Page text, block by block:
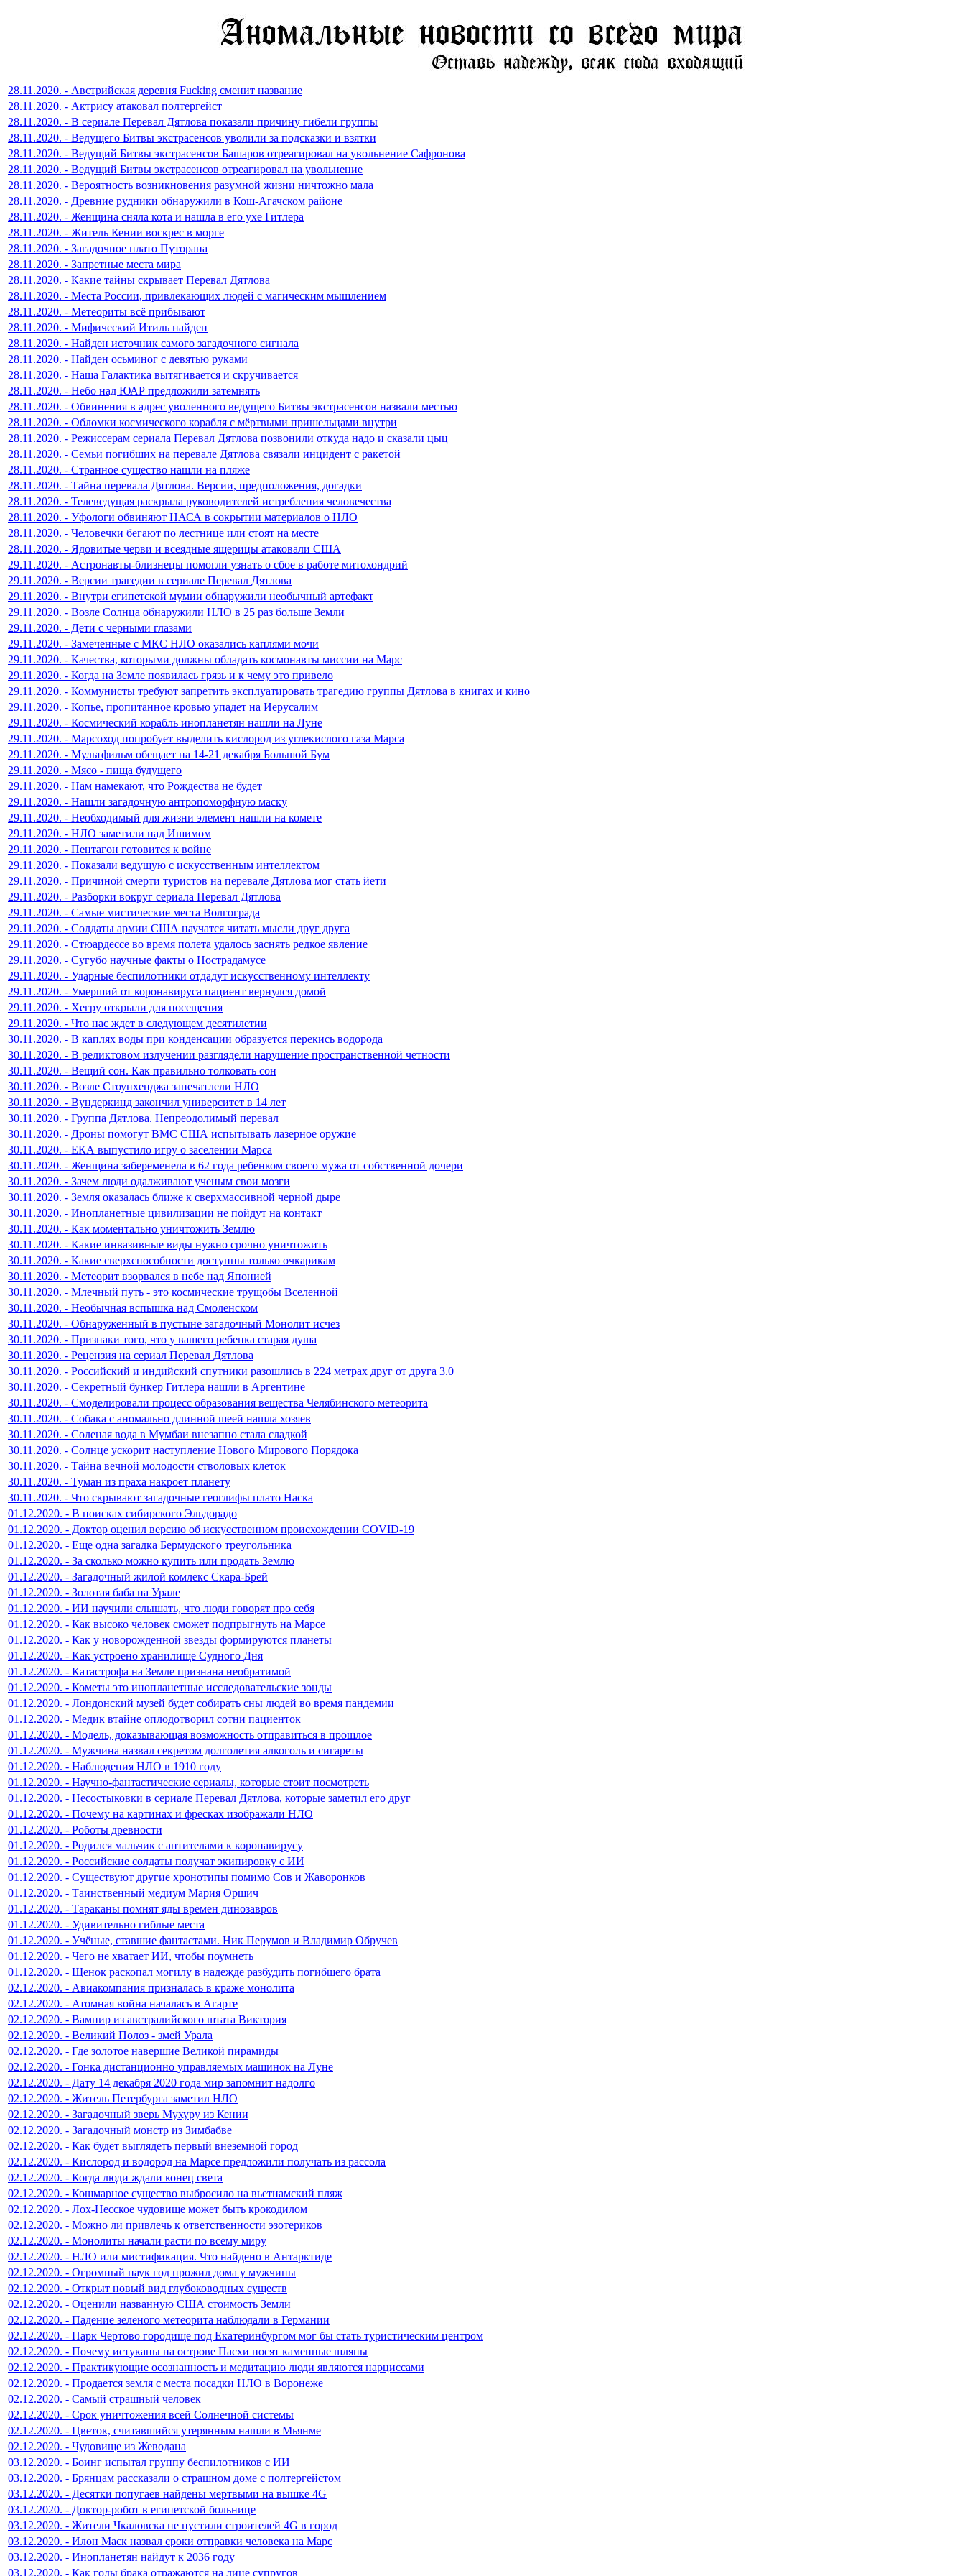
28.11.2020. - Австрийская деревня Fucking сменит название
28.11.2020. - Актрису атаковал полтергейст
28.11.2020. - В сериале Перевал Дятлова показали причину гибели группы
28.11.2020. - Ведущего Битвы экстрасенсов уволили за подсказки и взятки
28.11.2020. - Ведущий Битвы экстрасенсов Башаров отреагировал на увольнение Сафронова
28.11.2020. - Ведущий Битвы экстрасенсов отреагировал на увольнение
28.11.2020. - Вероятность возникновения разумной жизни ничтожно мала
28.11.2020. - Древние рудники обнаружили в Кош-Агачском районе
28.11.2020. - Женщина сняла кота и нашла в его ухе Гитлера
28.11.2020. - Житель Кении воскрес в морге
28.11.2020. - Загадочное плато Путорана
28.11.2020. - Запретные места мира
28.11.2020. - Какие тайны скрывает Перевал Дятлова
28.11.2020. - Места России, привлекающих людей с магическим мышлением
28.11.2020. - Метеориты всё прибывают
28.11.2020. - Мифический Итиль найден
28.11.2020. - Найден источник самого загадочного сигнала
28.11.2020. - Найден осьминог с девятью руками
28.11.2020. - Наша Галактика вытягивается и скручивается
28.11.2020. - Небо над ЮАР предложили затемнять
28.11.2020. - Обвинения в адрес уволенного ведущего Битвы экстрасенсов назвали местью
28.11.2020. - Обломки космического корабля с мёртвыми пришельцами внутри
28.11.2020. - Режиссерам сериала Перевал Дятлова позвонили откуда надо и сказали цыц
28.11.2020. - Семьи погибших на перевале Дятлова связали инцидент с ракетой
28.11.2020. - Странное существо нашли на пляже
28.11.2020. - Тайна перевала Дятлова. Версии, предположения, догадки
28.11.2020. - Телеведущая раскрыла руководителей истребления человечества
28.11.2020. - Уфологи обвиняют НАСА в сокрытии материалов о НЛО
28.11.2020. - Человечки бегают по лестнице или стоят на месте
28.11.2020. - Ядовитые черви и всеядные ящерицы атаковали США
29.11.2020. - Астронавты-близнецы помогли узнать о сбое в работе митохондрий
29.11.2020. - Версии трагедии в сериале Перевал Дятлова
29.11.2020. - Внутри египетской мумии обнаружили необычный артефакт
29.11.2020. - Возле Солнца обнаружили НЛО в 25 раз больше Земли
29.11.2020. - Дети с черными глазами
29.11.2020. - Замеченные с МКС НЛО оказались каплями мочи
29.11.2020. - Качества, которыми должны обладать космонавты миссии на Марс
29.11.2020. - Когда на Земле появилась грязь и к чему это привело
29.11.2020. - Коммунисты требуют запретить эксплуатировать трагедию группы Дятлова в книгах и кино
29.11.2020. - Копье, пропитанное кровью упадет на Иерусалим
29.11.2020. - Космический корабль инопланетян нашли на Луне
29.11.2020. - Марсоход попробует выделить кислород из углекислого газа Марса
29.11.2020. - Мультфильм обещает на 14-21 декабря Большой Бум
29.11.2020. - Мясо - пища будущего
29.11.2020. - Нам намекают, что Рождества не будет
29.11.2020. - Нашли загадочную антропоморфную маску
29.11.2020. - Необходимый для жизни элемент нашли на комете
29.11.2020. - НЛО заметили над Ишимом
29.11.2020. - Пентагон готовится к войне
29.11.2020. - Показали ведущую с искусственным интеллектом
29.11.2020. - Причиной смерти туристов на перевале Дятлова мог стать йети
29.11.2020. - Разборки вокруг сериала Перевал Дятлова
29.11.2020. - Самые мистические места Волгограда
29.11.2020. - Солдаты армии США научатся читать мысли друг друга
29.11.2020. - Стюардессе во время полета удалось заснять редкое явление
29.11.2020. - Сугубо научные факты о Нострадамусе
29.11.2020. - Ударные беспилотники отдадут искусственному интеллекту
29.11.2020. - Умерший от коронавируса пациент вернулся домой
29.11.2020. - Хегру открыли для посещения
29.11.2020. - Что нас ждет в следующем десятилетии
30.11.2020. - В каплях воды при конденсации образуется перекись водорода
30.11.2020. - В реликтовом излучении разглядели нарушение пространственной четности
30.11.2020. - Вещий сон. Как правильно толковать сон
30.11.2020. - Возле Стоунхенджа запечатлели НЛО
30.11.2020. - Вундеркинд закончил университет в 14 лет
30.11.2020. - Группа Дятлова. Непреодолимый перевал
30.11.2020. - Дроны помогут ВМС США испытывать лазерное оружие
30.11.2020. - ЕКА выпустило игру о заселении Марса
30.11.2020. - Женщина забеременела в 62 года ребенком своего мужа от собственной дочери
30.11.2020. - Зачем люди одалживают ученым свои мозги
30.11.2020. - Земля оказалась ближе к сверхмассивной черной дыре
30.11.2020. - Инопланетные цивилизации не пойдут на контакт
30.11.2020. - Как моментально уничтожить Землю
30.11.2020. - Какие инвазивные виды нужно срочно уничтожить
30.11.2020. - Какие сверхспособности доступны только очкарикам
30.11.2020. - Метеорит взорвался в небе над Японией
30.11.2020. - Млечный путь - это космические трущобы Вселенной
30.11.2020. - Необычная вспышка над Смоленском
30.11.2020. - Обнаруженный в пустыне загадочный Монолит исчез
30.11.2020. - Признаки того, что у вашего ребенка старая душа
30.11.2020. - Рецензия на сериал Перевал Дятлова
30.11.2020. - Российский и индийский спутники разошлись в 224 метрах друг от друга 3.0
30.11.2020. - Секретный бункер Гитлера нашли в Аргентине
30.11.2020. - Смоделировали процесс образования вещества Челябинского метеорита
30.11.2020. - Собака с аномально длинной шеей нашла хозяев
30.11.2020. - Соленая вода в Мумбаи внезапно стала сладкой
30.11.2020. - Солнце ускорит наступление Нового Мирового Порядока
30.11.2020. - Тайна вечной молодости стволовых клеток
30.11.2020. - Туман из праха накроет планету
30.11.2020. - Что скрывают загадочные геоглифы плато Наска
01.12.2020. - В поисках сибирского Эльдорадо
01.12.2020. - Доктор оценил версию об искусственном происхождении COVID-19
01.12.2020. - Еще одна загадка Бермудского треугольника
01.12.2020. - За сколько можно купить или продать Землю
01.12.2020. - Загадочный жилой комлекс Скара-Брей
01.12.2020. - Золотая баба на Урале
01.12.2020. - ИИ научили слышать, что люди говорят про себя
01.12.2020. - Как высоко человек сможет подпрыгнуть на Марсе
01.12.2020. - Как у новорожденной звезды формируются планеты
01.12.2020. - Как устроено хранилище Судного Дня
01.12.2020. - Катастрофа на Земле признана необратимой
01.12.2020. - Кометы это инопланетные исследовательские зонды
01.12.2020. - Лондонский музей будет собирать сны людей во время пандемии
01.12.2020. - Медик втайне оплодотворил сотни пациенток
01.12.2020. - Модель, доказывающая возможность отправиться в прошлое
01.12.2020. - Мужчина назвал секретом долголетия алкоголь и сигареты
01.12.2020. - Наблюдения НЛО в 1910 году
01.12.2020. - Научно-фантастические сериалы, которые стоит посмотреть
01.12.2020. - Несостыковки в сериале Перевал Дятлова, которые заметил его друг
01.12.2020. - Почему на картинах и фресках изображали НЛО
01.12.2020. - Роботы древности
01.12.2020. - Родился мальчик с антителами к коронавирусу
01.12.2020. - Российские солдаты получат экипировку с ИИ
01.12.2020. - Существуют другие хронотипы помимо Сов и Жаворонков
01.12.2020. - Таинственный медиум Мария Оршич
01.12.2020. - Тараканы помнят яды времен динозавров
01.12.2020. - Удивительно гиблые места
01.12.2020. - Учёные, ставшие фантастами. Ник Перумов и Владимир Обручев
01.12.2020. - Чего не хватает ИИ, чтобы поумнеть
01.12.2020. - Щенок раскопал могилу в надежде разбудить погибшего брата
02.12.2020. - Авиакомпания призналась в краже монолита
02.12.2020. - Атомная война началась в Агарте
02.12.2020. - Вампир из австралийского штата Виктория
02.12.2020. - Великий Полоз - змей Урала
02.12.2020. - Где золотое навершие Великой пирамиды
02.12.2020. - Гонка дистанционно управляемых машинок на Луне
02.12.2020. - Дату 14 декабря 2020 года мир запомнит надолго
02.12.2020. - Житель Петербурга заметил НЛО
02.12.2020. - Загадочный зверь Мухуру из Кении
02.12.2020. - Загадочный монстр из Зимбабве
02.12.2020. - Как будет выглядеть первый внеземной город
02.12.2020. - Кислород и водород на Марсе предложили получать из рассола
02.12.2020. - Когда люди ждали конец света
02.12.2020. - Кошмарное существо выбросило на вьетнамский пляж
02.12.2020. - Лох-Несское чудовище может быть крокодилом
02.12.2020. - Можно ли привлечь к ответственности эзотериков
02.12.2020. - Монолиты начали расти по всему миру
02.12.2020. - НЛО или мистификация. Что найдено в Антарктиде
02.12.2020. - Огромный паук год прожил дома у мужчины
02.12.2020. - Открыт новый вид глубоководных существ
02.12.2020. - Оценили названную США стоимость Земли
02.12.2020. - Падение зеленого метеорита наблюдали в Германии
02.12.2020. - Парк Чертово городище под Екатеринбургом мог бы стать туристическим центром
02.12.2020. - Почему истуканы на острове Пасхи носят каменные шляпы
02.12.2020. - Практикующие осознанность и медитацию люди являются нарциссами
02.12.2020. - Продается земля с места посадки НЛО в Воронеже
02.12.2020. - Самый страшный человек
02.12.2020. - Срок уничтожения всей Солнечной системы
02.12.2020. - Цветок, считавшийся утерянным нашли в Мьянме
02.12.2020. - Чудовище из Жеводана
03.12.2020. - Боинг испытал группу беспилотников с ИИ
03.12.2020. - Брянцам рассказали о страшном доме с полтергейстом
03.12.2020. - Десятки попугаев найдены мертвыми на вышке 4G
03.12.2020. - Доктор-робот в египетской больнице
03.12.2020. - Жители Чкаловска не пустили строителей 4G в город
03.12.2020. - Илон Маск назвал сроки отправки человека на Марс
03.12.2020. - Инопланетян найдут к 2036 году
03.12.2020. - Как годы брака отражаются на лице супругов